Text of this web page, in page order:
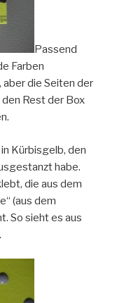
Passend
Farben
die Seiten der
Rest der Box
Kürbisgelb, den
habe.
die aus dem
(aus dem
So sieht es aus